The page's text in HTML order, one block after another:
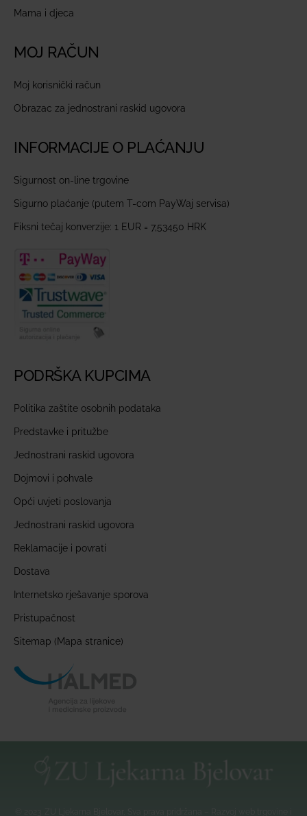
Mama i djeca
MOJ RAČUN
Moj korisnički račun
Obrazac za jednostrani raskid ugovora
INFORMACIJE O PLAĆANJU
Sigurnost on-line trgovine
Sigurno plaćanje (putem T-com PayWaj servisa)
Fiksni tečaj konverzije: 1 EUR = 7,53450 HRK
PODRŠKA KUPCIMA
Politika zaštite osobnih podataka
Predstavke i pritužbe
Jednostrani raskid ugovora
Dojmovi i pohvale
Opći uvjeti poslovanja
Jednostrani raskid ugovora
Reklamacije i povrati
Dostava
Internetsko rješavanje sporova
Pristupačnost
Sitemap (Mapa stranice)